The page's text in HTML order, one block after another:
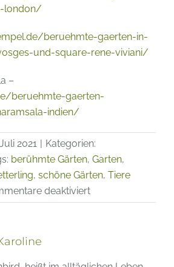
london/
beruehmte-gaerten-in-
und-square-rene-viviani/
–
beruehmte-gaerten-
indien/
2021 | Kategorien:
berühmte Gärten, Garten,
, schöne Gärten, Tiere
deaktiviertfür
Berühmte